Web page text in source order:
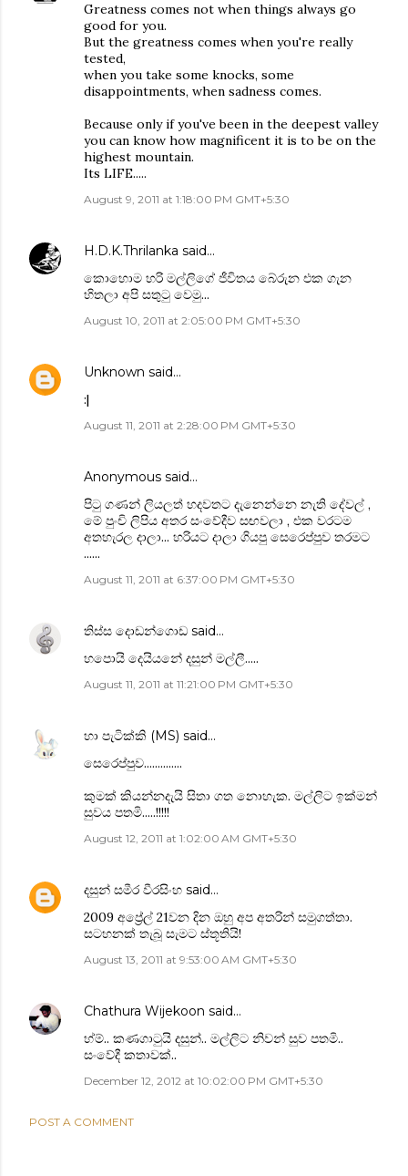
Greatness comes not when things always go
good for you.
But the greatness comes when you're really
tested,
when you take some knocks, some
disappointments, when sadness comes.
Because only if you've been in the deepest valley
you can know how magnificent it is to be on the
highest mountain.
Its LIFE.....
August 9, 2011 at 1:18:00 PM GMT+5:30
H.D.K.Thrilanka said…
කොහොම හරි මල්ලිගේ ජීවිතය බේරුන එක ගැන
හිතලා අපි සතුටු වෙමු...
August 10, 2011 at 2:05:00 PM GMT+5:30
Unknown said…
:|
August 11, 2011 at 2:28:00 PM GMT+5:30
Anonymous said…
පිටු ගණන් ලියලත් හදවතට දැනෙන්නෙ නැති දේවල් ,
මේ පුංචි ලිපිය අතර සංවේදීව සඟවලා , එක වරටම
අතහැරල දාලා... හරියට දාලා ගියපු සෙරෙප්පුව තරමට
......
August 11, 2011 at 6:37:00 PM GMT+5:30
තිස්ස දොඩන්ගොඩ said…
හපොයි දෙයියනේ දසුන් මල්ලී.....
August 11, 2011 at 11:21:00 PM GMT+5:30
හා පැටික්කි (MS) said…
‍සෙ‍රෙප්පුව..............
කුමක් කියන්නදැයි සිතා ගත ‍නොහැක. මල්ලිට ඉක්මන්
සුවය පතමි.....!!!!!
August 12, 2011 at 1:02:00 AM GMT+5:30
දසුන් සමීර වීරසිංහ said…
2009 අප්‍රේල් 21වන දින ඔහු අප අතරින් සමුගත්තා.
සටහනක් තැබූ සැමට ස්තූතියි!
August 13, 2011 at 9:53:00 AM GMT+5:30
Chathura Wijekoon said…
හ්ම්.. කණගාටුයි දසුන්.. මල්ලිට නිවන් සුව පතමි..
සංවේදී කතාවක්..
December 12, 2012 at 10:02:00 PM GMT+5:30
POST A COMMENT